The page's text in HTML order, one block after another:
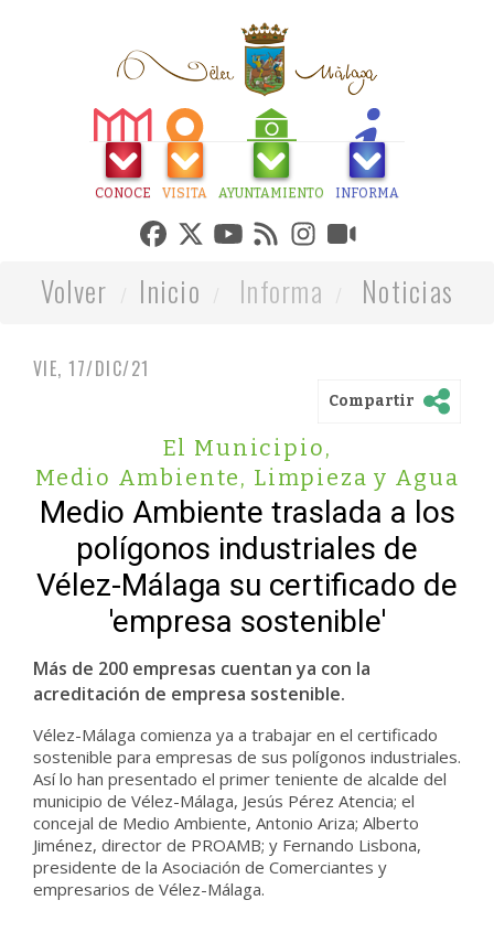
CONOCE VISITA AYUNTAMIENTO INFORMA
Volver Inicio Informa Noticias
VIE, 17/DIC/21
Compartir
El Municipio,
Medio Ambiente, Limpieza y Agua
Medio Ambiente traslada a los
polígonos industriales de
Vélez-Málaga su certificado de
'empresa sostenible'
Más de 200 empresas cuentan ya con la
acreditación de empresa sostenible.
Vélez-Málaga comienza ya a trabajar en el certificado
sostenible para empresas de sus polígonos industriales.
Así lo han presentado el primer teniente de alcalde del
municipio de Vélez-Málaga, Jesús Pérez Atencia; el
concejal de Medio Ambiente, Antonio Ariza; Alberto
Jiménez, director de PROAMB; y Fernando Lisbona,
presidente de la Asociación de Comerciantes y
empresarios de Vélez-Málaga.